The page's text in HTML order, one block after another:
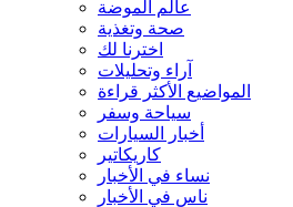
عالم الموضة
صحة وتغذية
اخترنا لك
آراء وتحليلات
المواضيع الأكثر قراءة
سياحة وسفر
أخبار السيارات
كاريكاتير
نساء في الأخبار
ناس في الأخبار